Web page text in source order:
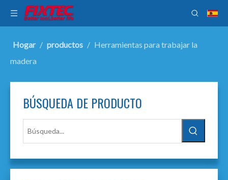
Hogar / productos / Herramientas para trabajar la
madera
BÚSQUEDA DE PRODUCTO